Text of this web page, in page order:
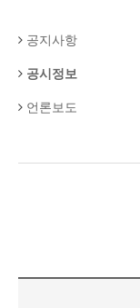
공지사항
공시정보
언론보도